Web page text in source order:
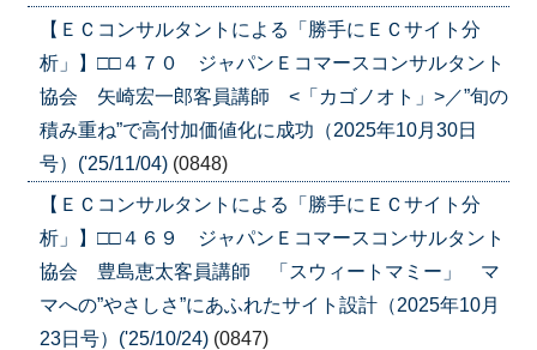
【ＥＣコンサルタントによる「勝手にＥＣサイト分
析」】□□４７０ ジャパンＥコマースコンサルタント
協会 矢崎宏一郎客員講師 <「カゴノオト」>／”旬の
積み重ね”で高付加価値化に成功（2025年10月30日
号）('25/11/04) (0848)
【ＥＣコンサルタントによる「勝手にＥＣサイト分
析」】□□４６９ ジャパンＥコマースコンサルタント
協会 豊島恵太客員講師 「スウィートマミー」 マ
マへの”やさしさ”にあふれたサイト設計（2025年10月
23日号）('25/10/24) (0847)